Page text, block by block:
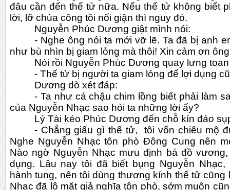
đâu cần đến thế tử nữa. Nếu thế tử không biết
lời, lỡ chúa công tôi nổi giận thì nguy đó.
Nguyễn Phúc Dương giật mình nói:
- Nghe ông nói ta mới vỡ lẽ. Ta đã bị anh
như bù nhìn bị giam lỏng mà thôi! Xin cảm ơn
Nói rồi Nguyễn Phúc Dương quay lưng
- Thế tử bị người ta giam lỏng để lợi dụng
Dương dò xét đáp:
- Ta như cá chậu chim lồng biết phải làm
của Nguyễn Nhạc sao hỏi ta những lời ấy?
Lý Tài kéo Phúc Dương đến chỗ kín đáo
- Chẳng giấu gì thế tử,  tôi vốn chiêu mộ
Nghe Nguyễn Nhạc tôn phò Đông Cung nên
Nào ngờ Nguyễn Nhạc mưu định bá đồ
dụng. Lâu nay tôi đã biết bụng Nguyễn
hành tung, nên tôi dùng thương kính thế tử cũng
Nhạc đã lộ mặt giả nghĩa tôn phò, sớm muộn